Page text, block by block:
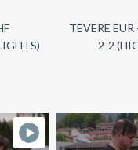
TEVERE
2-2